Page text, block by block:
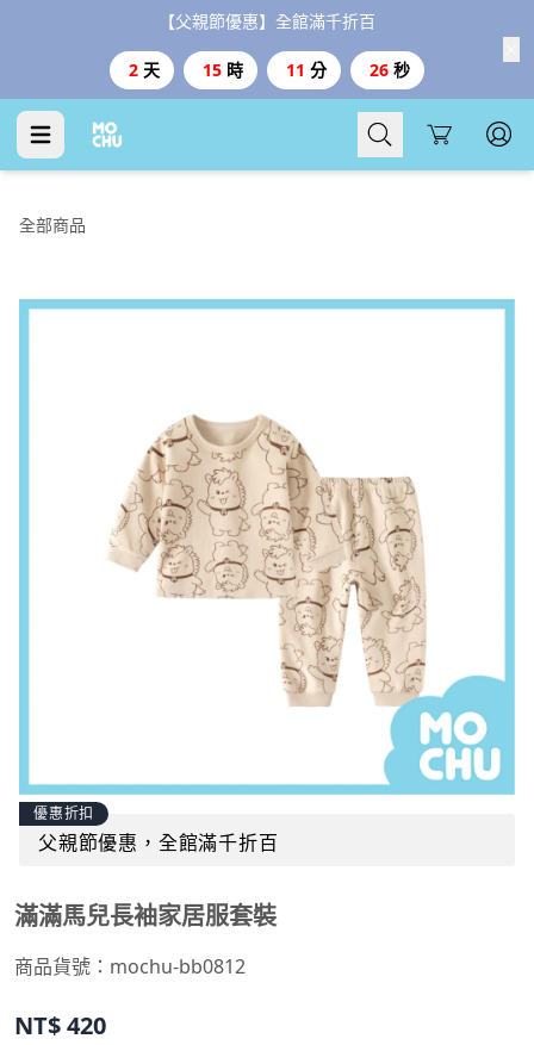
【父親節優惠】全館滿千折百
2 天 15 時 11 分 25 秒
Cart
全部商品
優惠折扣
父親節優惠，全館滿千折百
滿滿馬兒長袖家居服套裝
商品貨號： mochu-bb0812
NT$420